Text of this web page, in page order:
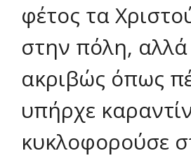
φέτος τα
στην πόλη,
ακριβώς όπως
υπήρχε
κυκλοφορούσε